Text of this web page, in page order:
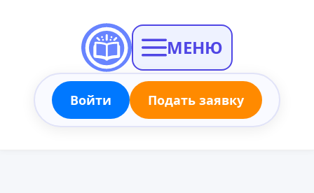
МЕНЮ
Войти Подать заявку